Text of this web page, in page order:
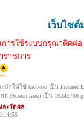
เว็บไซ
ารใช้ระบบกรุณาติดต่อ
ราชการ
ให้ใช้ browser เป็น Internet
Area) เป็น 1024x768
ละวัดผล